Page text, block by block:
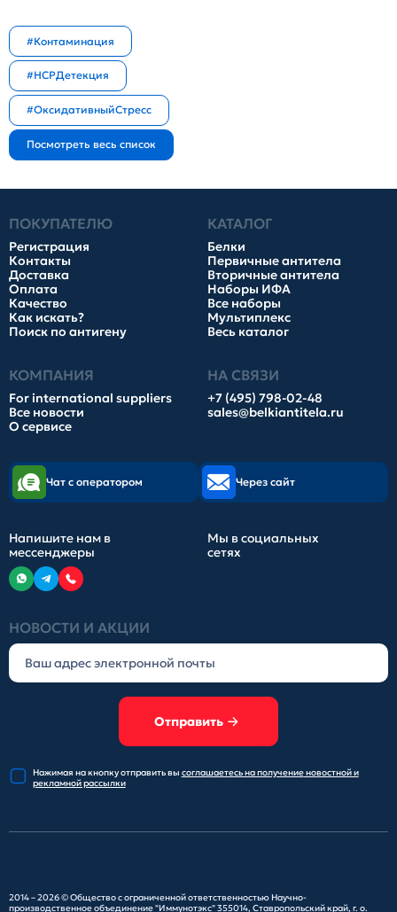
#Контаминация
#HCPДетекция
#ОксидативныйСтресс
ПОКУПАТЕЛЮ
Регистрация
Контакты
Доставка
Оплата
Качество
Как искать?
Поиск по антигену
КАТАЛОГ
Белки
Первичные антитела
Вторичные антитела
Наборы ИФА
Все наборы
Мультиплекс
Весь каталог
КОМПАНИЯ
For international suppliers
Все новости
О сервисе
НА СВЯЗИ
+7 (495) 798-02-48
sales@belkiantitela.ru
НОВОСТИ И АКЦИИ
Отправить
Нажимая на кнопку отправитьвы соглашаетесь на получениеновостной и
рекламной рассылки
Чат с оператором Через сайт
Напишите нам в
мессенджеры
Мы в социальных
сетях
2014 – 2026 ©Общество с ограниченной ответственностью Научно-
производственное объединение "Иммунотэкс"355014, Ставропольский край, г. о.